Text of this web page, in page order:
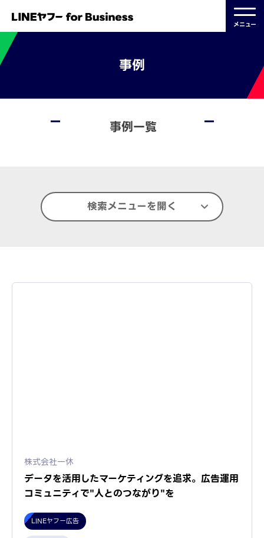
メニュー
事例
事例一覧
検索メニューを開く
株式会社一休
データを活用したマーケティングを追求。広告運用
コミュニティで"人とのつながり"を
LINEヤフー広告